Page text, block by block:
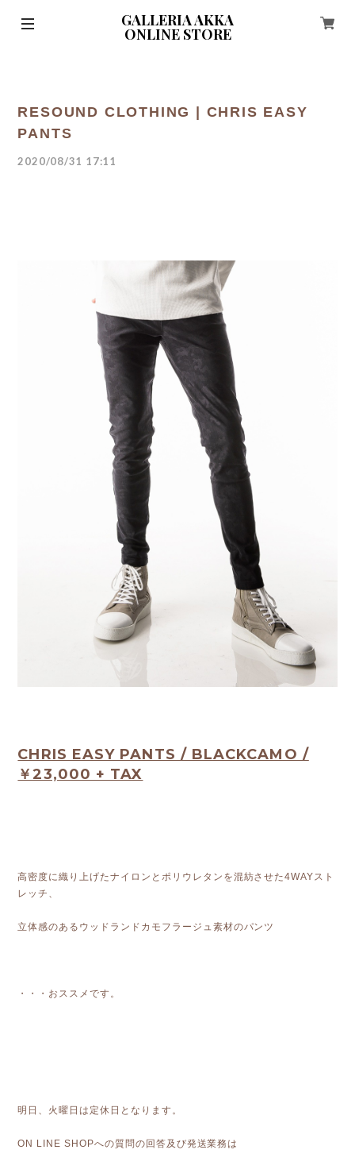
GALLERIA AKKA
ONLINE STORE
RESOUND CLOTHING | CHRIS EASY
PANTS
2020/08/31 17:11
CHRIS EASY PANTS / BLACKCAMO /
￥23,000 + TAX
高密度に織り上げたナイロンとポリウレタンを混紡させた4WAYスト
レッチ、
立体感のあるウッドランドカモフラージュ素材のパンツ
・・・おススメです。
明日、火曜日は定休日となります。
ON LINE SHOPへの質問の回答及び発送業務は